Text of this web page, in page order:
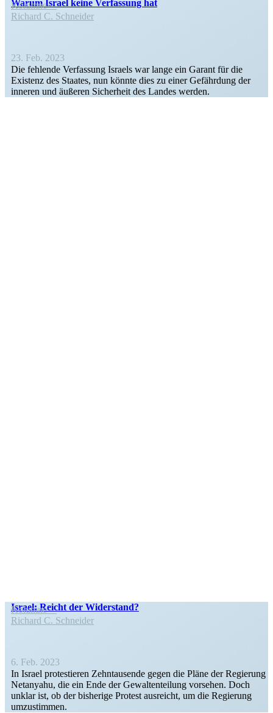
Warum Israel keine Verfassung hat
Kolumne
Richard C. Schneider
23. Feb. 2023
Die fehlende Verfassung Israels war lange ein Garant für die
Existenz des Staates, nun könnte dies zu einer Gefährdung der
inneren und äußeren Sicherheit des Landes werden.
Israel: Reicht der Widerstand?
Kolumne
Richard C. Schneider
6. Feb. 2023
In Israel protes­tieren Zehntau­sende gegen die Pläne der Regierung
Netanyahu, die ein Ende der Gewal­ten­teilung vorsehen. Doch
unklar ist, ob der bisherige Protest ausreicht, um die Regierung
umzustimmen.